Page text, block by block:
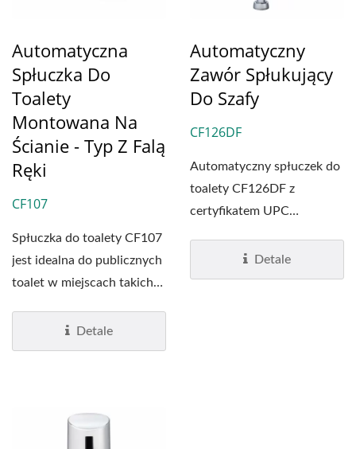
Automatyczna
Spłuczka Do
Toalety
Montowana Na
Ścianie - Typ Z Falą
Ręki
CF107
Spłuczka do toalety CF107
jest idealna do publicznych
toalet w miejscach takich
Detale
Automatyczny
Zawór Spłukujący
Do Szafy
CF126DF
Automatyczny spłuczek do
toalety CF126DF z
certyfikatem UPC
odlewanego mosiądzu...
Detale